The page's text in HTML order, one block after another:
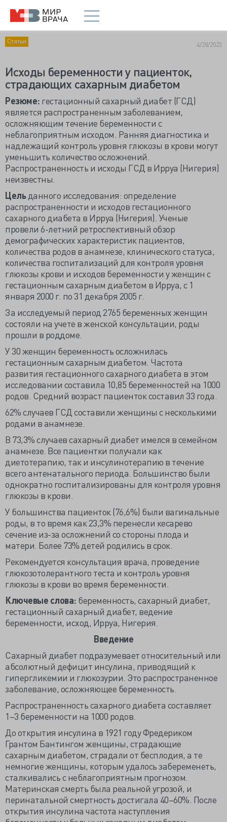
Статьи 4/28/2023
Исходы беременности у пациенток,
страдающих сахарным диабетом
Резюме: гестационный сахарный диабет (ГСД)
является распространенным заболеванием,
осложняющим течение беременности с
неблагоприятным исходом. Ранняя диагностика и
надлежащий контроль уровня глюкозы в крови могут
уменьшить количество осложнений.
Распространенность и исходы ГСД в Ирруа (Нигерия)
неизвестны.
Цельданного исследования: определение
распространенности и исходов гестационного
сахарного диабета в Ирруа (Нигерия). Ученые
провели 6-летний ретроспективный обзор
демографических характеристик пациентов,
количества родов в анамнезе, клинического статуса,
количества госпитализаций для контроля уровня
глюкозы крови и исходов беременности у женщин с
гестационным сахарным диабетом в Ирруа, с 1
января 2000 г. по 31 декабря 2005 г.
За исследуемый период 2765 беременных женщин
состояли на учете в женской консультации, роды
прошли в роддоме.
У 30 женщин беременность осложнилась
гестационным сахарным диабетом. Частота
развития гестационного сахарного диабета в этом
исследовании составила 10,85 беременностей на 1000
родов. Средний возраст пациенток составил 33 года.
62% случаев ГСД составили женщины с несколькими
родами в анамнезе.
В 73,3% случаев сахарный диабет имелся в семейном
анамнезе. Все пациентки получали как
диетотерапию, так и инсулинотерапию в течение
всего антенатального периода. Большинство были
однократно госпитализированы для контроля уровня
глюкозы в крови.
У большинства пациенток (76,6%) были вагинальные
роды, в то время как 23,3% перенесли кесарево
сечение из-за осложнений со стороны плода и
матери. Более 73% детей родились в срок.
Рекомендуется консультация врача, проведение
глюкозотолерантного теста и контроль уровня
глюкозы в крови во время беременности.
Ключевые слова: беременность, сахарный диабет,
гестационный сахарный диабет, ведение
беременности, исход, Ирруа, Нигерия.
Введение
Сахарный диабет подразумевает относительный или
абсолютный дефицит инсулина, приводящий к
гипергликемии и глюкозурии. Это распространенное
заболевание, осложняющее беременность.
Распространенность сахарного диабета составляет
1–3 беременности на 1000 родов.
До открытия инсулина в 1921 году Фредериком
Грантом Бантингом женщины, страдающие
сахарным диабетом, страдали от бесплодия, а те
немногие женщины, которым удалось забеременеть,
сталкивались с неблагоприятным прогнозом.
Материнская смерть была реальной угрозой, и
перинатальной смертность достигала 40–60%. После
открытия инсулина частота наступления